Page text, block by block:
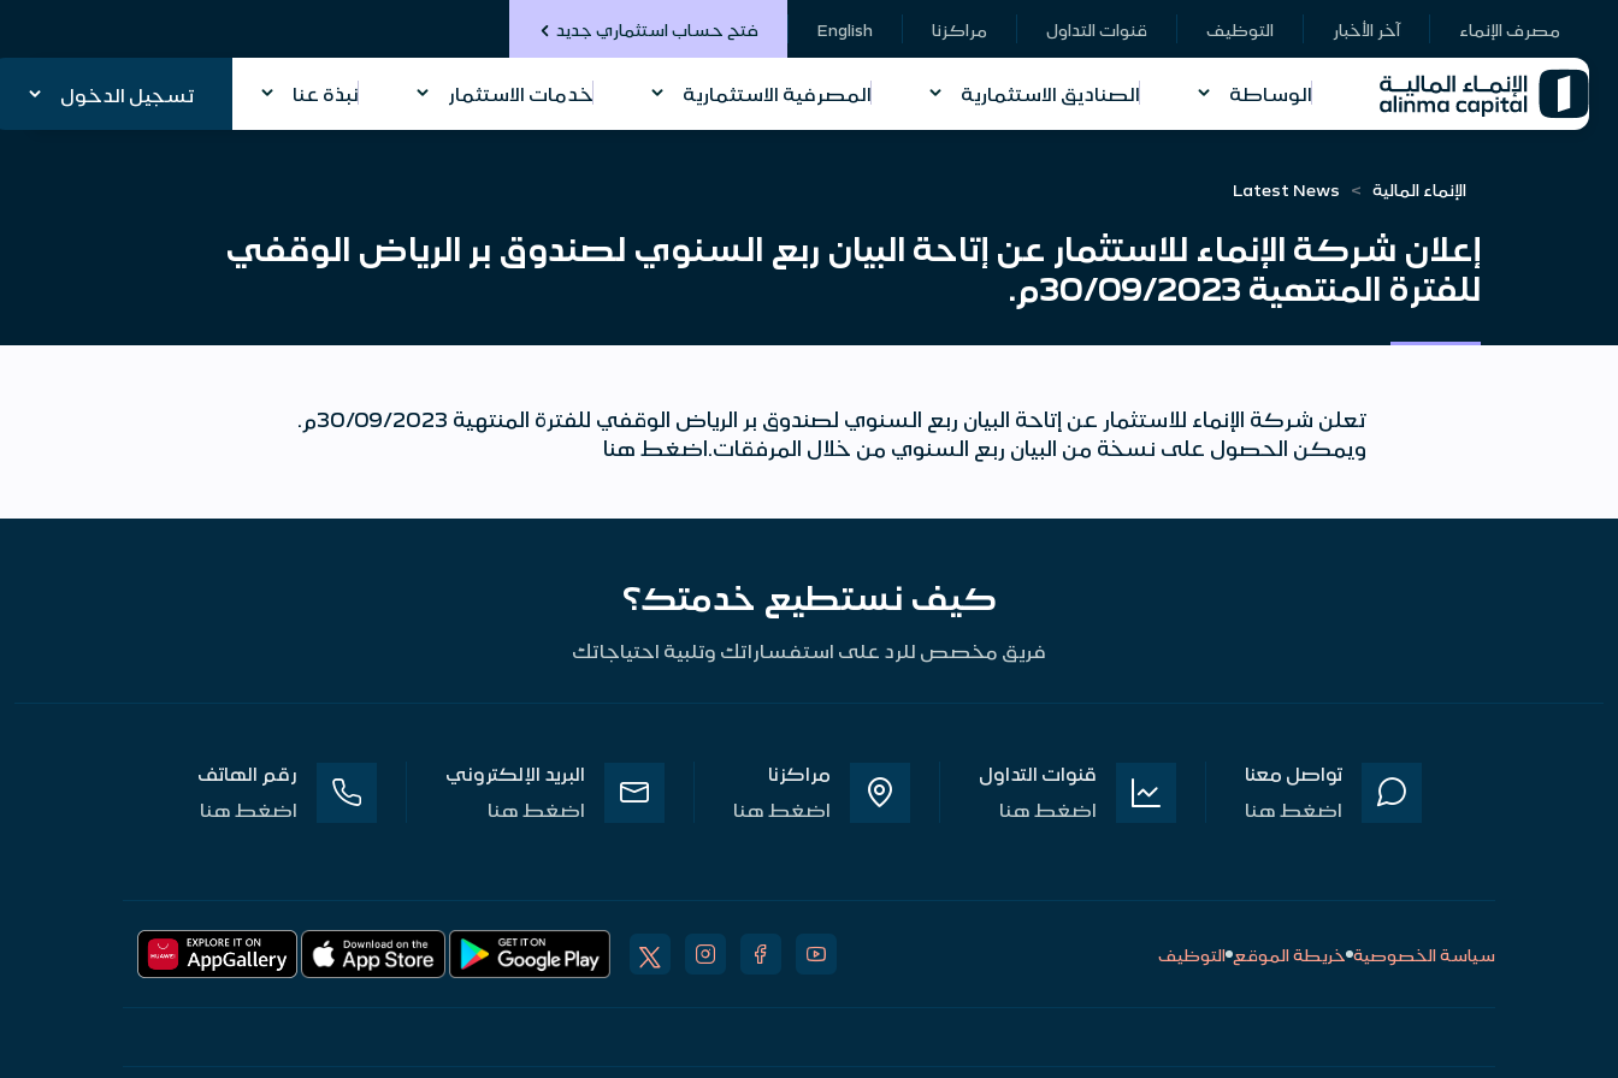
مصرف الإنماء آخر الأخبار التوظيف قنوات التداول مراكزنا English فتح حساب استثماري جديد
الوساطة الصناديق الاستثمارية المصرفية الاستثمارية خدمات الاستثمار نبذة عنا تسجيل الدخول
الإنماء المالية Latest News
إعلان شركة الإنماء للاستثمار عن إتاحة البيان ربع السنوي لصندوق بر الرياض الوقفي
للفترة المنتهية 30/09/2023م.
تعلن شركة الإنماء للاستثمار عن إتاحة البيان ربع السنوي لصندوق بر الرياض الوقفي للفترة المنتهية 30/09/2023م.
ويمكن الحصول على نسخة من البيان ربع السنوي من خلال المرفقات.اضغط هنا
كيف نستطيع خدمتك؟
فريق مخصص للرد على استفساراتك وتلبية احتياجاتك
تواصل معنا
اضغط هنا
قنوات التداول
اضغط هنا
مراكزنا
اضغط هنا
البريد الإلكتروني
اضغط هنا
رقم الهاتف
اضغط هنا
سياسة الخصوصية خريطة الموقع التوظيف